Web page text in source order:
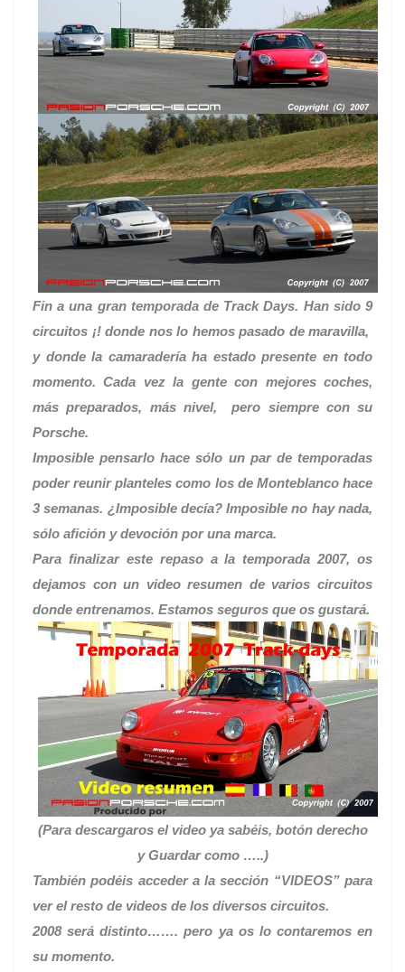
Fin a una gran temporada de Track Days. Han sido 9
circuitos ¡! donde nos lo hemos pasado de maravilla,
y donde la camaradería ha estado presente en todo
momento. Cada vez la gente con mejores coches,
más preparados, más nivel, pero siempre con su
Porsche.
Imposible pensarlo hace sólo un par de temporadas
poder reunir planteles como los de Monteblanco hace
3 semanas. ¿Imposible decía? Imposible no hay nada,
sólo afición y devoción por una marca.
Para finalizar este repaso a la temporada 2007, os
dejamos con un video resumen de varios circuitos
donde entrenamos. Estamos seguros que os gustará.
(Para descargaros el video ya sabéis, botón derecho
y Guardar como …..)
También podéis acceder a la sección “VIDEOS” para
ver el resto de videos de los diversos circuitos.
2008 será distinto……. pero ya os lo contaremos en
su momento.